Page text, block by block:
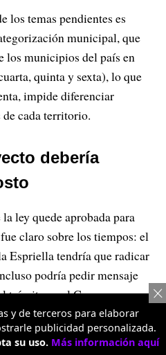
los temas pendientes es
municipal, que
los municipios del país en
quinta y sexta), lo que
impide diferenciar
de cada territorio.
debería
ley quede aprobada para
claro sobre los tiempos: el
Espriella tendría que radicar
podría pedir mensaje
trámite en el Congreso.
presidente, que ha
de hacerse fuera de
y de terceros para elaborar
publicidad personalizada.
su uso. Más información aquí